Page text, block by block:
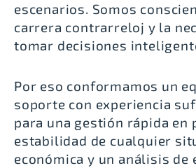
escenarios. Somos
carrera contrarreloj y la
tomar decisiones
Por eso conformamos un
soporte con experiencia
para una gestión rápida en
estabilidad de cualquier
económica y un análisis de